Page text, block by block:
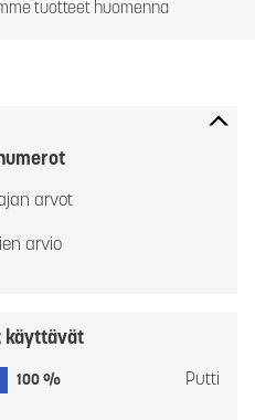
tuotteet huomenna
arvot
arvio
käyttävät
100 % Putti